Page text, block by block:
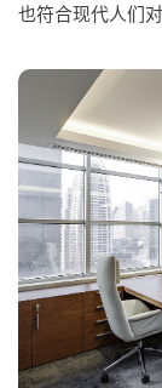
也符合现代人们